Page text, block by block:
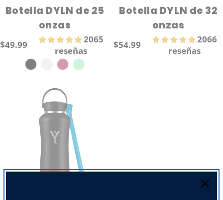
i
ó
Botella DYLN de 25
onzas
Precio
regular
$49.99
2065
reseñas
Botella DYLN de 32
onzas
Precio
$54.99
2066
reseñas